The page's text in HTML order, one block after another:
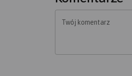
Twój komentarz